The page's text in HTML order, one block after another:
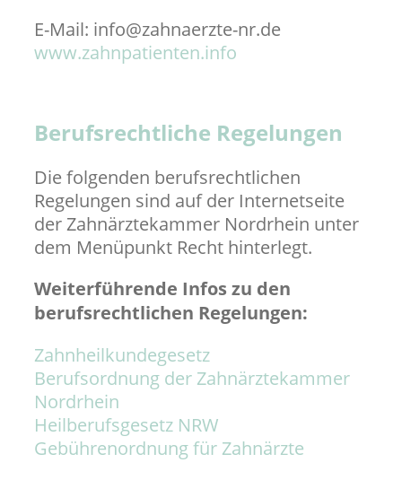
E-Mail: info@zahnaerzte-nr.de
www.zahnpatienten.info
Berufsrechtliche Regelungen
Die folgenden berufsrechtlichen
Regelungen sind auf der Internetseite
der Zahnärztekammer Nordrhein unter
dem Menüpunkt Recht hinterlegt.
Weiterführende Infos zu den
berufsrechtlichen Regelungen:
Zahnheilkundegesetz
Berufsordnung der Zahnärztekammer
Nordrhein
Heilberufsgesetz NRW
Gebührenordnung für Zahnärzte